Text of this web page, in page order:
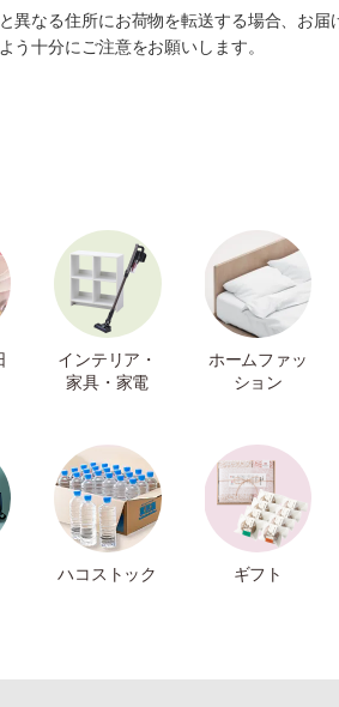
異なる住所にお荷物を転送する場合、お届
十分にご注意をお願いします。
インテリア・
家具・家電
ホームファッ
ション
ハコストック ギフト